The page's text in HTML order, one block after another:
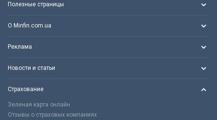
Полезные страницы
О Minfin.com.ua
Реклама
Новости и статьи
Страхование
Зеленая карта онлайн
Отзывы о страховых компаниях